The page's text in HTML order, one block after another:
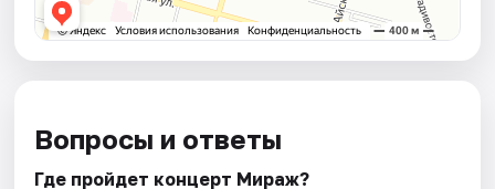
Вопросы и ответы
Где пройдет концерт Мираж?